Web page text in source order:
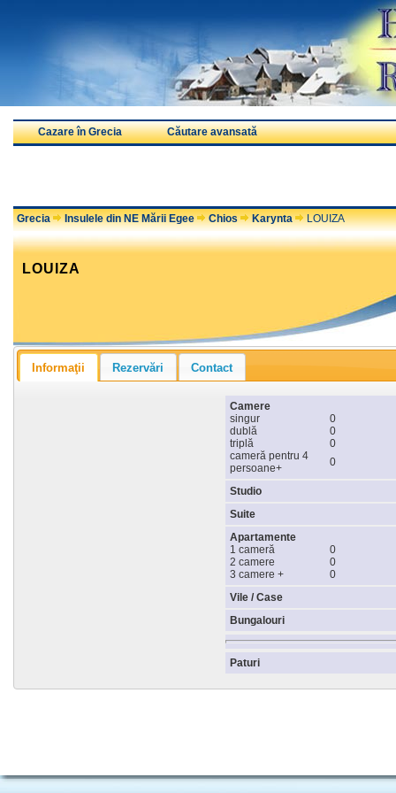
Cazare în Grecia Căutare avansată
Grecia Insulele din NE Mării Egee Chios Karynta LOUIZA
LOUIZA
Informaţii Rezervări Contact
Camere
singur
0
dublă
0
triplă
0
cameră pentru 4
persoane+
0
Studio
Suite
Apartamente
1 cameră
0
2 camere
0
3 camere +
0
Vile / Case
Bungalouri
Paturi